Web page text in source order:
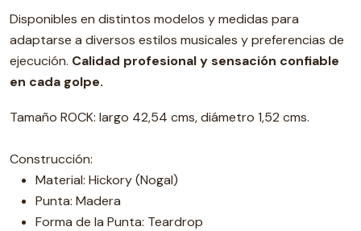
Disponibles en distintos modelos y medidas para
adaptarse a diversos estilos musicales y preferencias de
ejecución. Calidad profesional y sensación confiable
en cada golpe.
Tamaño ROCK: largo 42,54 cms, diámetro 1,52 cms.
Construcción:
Material: Hickory (Nogal)
Punta: Madera
Forma de la Punta: Teardrop